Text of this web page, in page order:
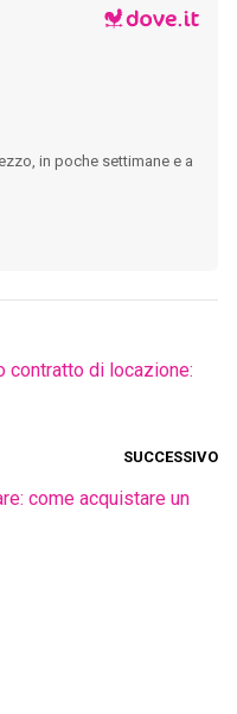
in poche settimane e a
contratto di locazione:
SUCCESSIVO
come acquistare un